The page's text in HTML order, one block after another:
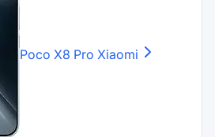
Poco X8 Pro Xiaomi